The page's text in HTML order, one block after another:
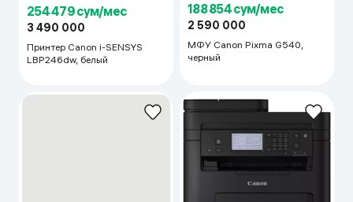
254 479 сум/мес
3 490 000
Принтер Canon i-SENSYS
LBP246dw, белый
188 854 сум/мес
2 590 000
МФУ Canon Pixma G540,
черный